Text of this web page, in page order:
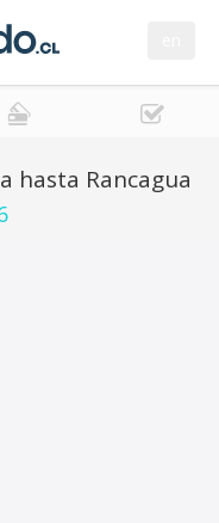
hasta Rancagua